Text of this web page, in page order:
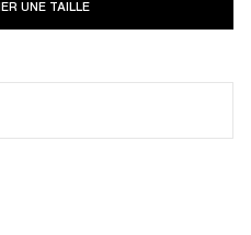
UNE TAILLE